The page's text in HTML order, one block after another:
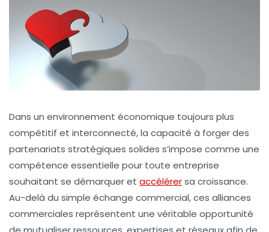
Dans un environnement économique toujours plus
compétitif et interconnecté, la capacité à forger des
partenariats stratégiques solides s’impose comme une
compétence essentielle pour toute entreprise
souhaitant se démarquer et accélérersa croissance.
Au-delà du simple échange commercial, ces alliances
commerciales représentent une véritable opportunité